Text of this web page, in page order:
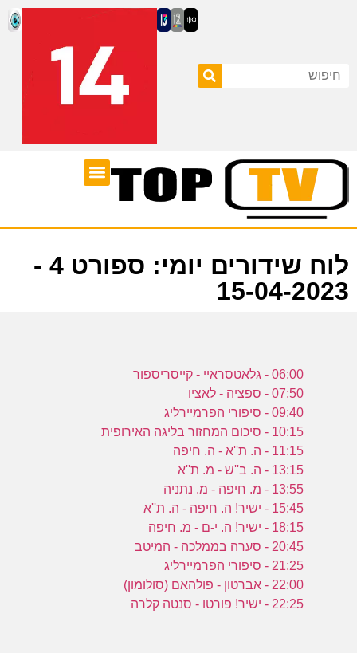
לוח שידורים יומי: ספורט 4 -
15-04-2023
06:00 - גלאטסראיי - קייסריספור
07:50 - ספציה - לאציו
09:40 - סיפורי הפרמיירליג
10:15 - סיכום המחזור בליגה האירופית
11:15 - ה. ת''א - ה. חיפה
13:15 - ה. ב''ש - מ. ת''א
13:55 - מ. חיפה - מ. נתניה
15:45 - ישיר! ה. חיפה - ה. ת''א
18:15 - ישיר! ה. י-ם - מ. חיפה
20:45 - סערה בממלכה - המיטב
21:25 - סיפורי הפרמיירליג
22:00 - אברטון - פולהאם (סולומון)
22:25 - ישיר! פורטו - סנטה קלרה